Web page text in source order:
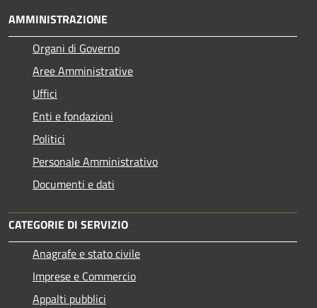
AMMINISTRAZIONE
Organi di Governo
Aree Amministrative
Uffici
Enti e fondazioni
Politici
Personale Amministrativo
Documenti e dati
CATEGORIE DI SERVIZIO
Anagrafe e stato civile
Imprese e Commercio
Appalti pubblici